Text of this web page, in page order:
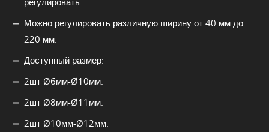
Можно регулировать различную ширину от 40 мм до
220 мм.
Доступный размер:
2шт Ø6мм-Ø10мм.
2шт Ø8мм-Ø11мм.
2шт Ø10мм-Ø12мм.